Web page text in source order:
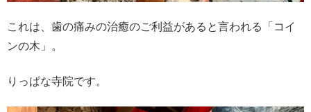
これは、歯の痛みの治癒のご利益があると言われる「コイ
ンの木」。
りっぱな寺院です。